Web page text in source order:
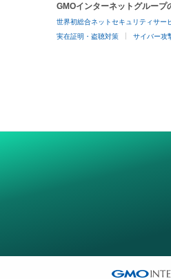
GMOインターネットグループ
世界初総合ネットセキュリティサー
実在証明・盗聴対策 サイバー攻